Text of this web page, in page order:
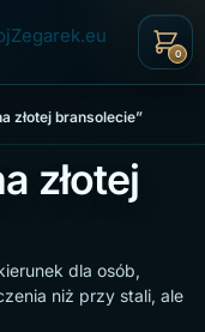
0
złotej bransolecie”
złotej
dla osób,
niż przy stali, ale